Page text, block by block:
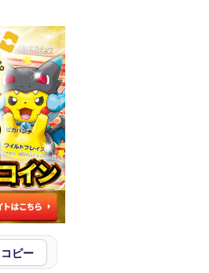
円
980円
980円
980円
980円
980円
980円
ピー